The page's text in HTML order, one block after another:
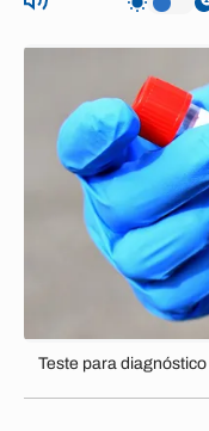
Teste para